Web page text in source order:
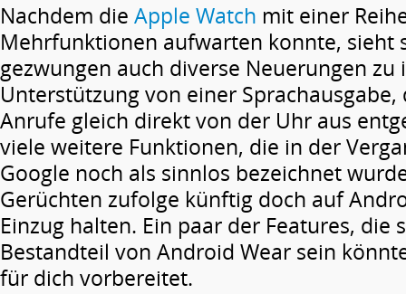
Nachdem die Apple Watch mit einer
Mehrfunktionen aufwarten konnte, sieht
gezwungen auch diverse Neuerungen
Unterstützung von einer
Anrufe gleich direkt von der Uhr aus
viele weitere Funktionen, die in der
Google noch als sinnlos bezeichnet
Gerüchten zufolge künftig doch auf
Einzug halten. Ein paar der Features, die
Bestandteil von Android Wear sein
für dich vorbereitet.